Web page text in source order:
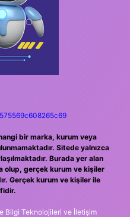
bir marka, kurum veya
Sitede yalnızca
Burada yer alan
olup, gerçek kurum ve kişiler
Gerçek kurum ve kişiler ile
Bilgi Teknolojileri ve İletişim